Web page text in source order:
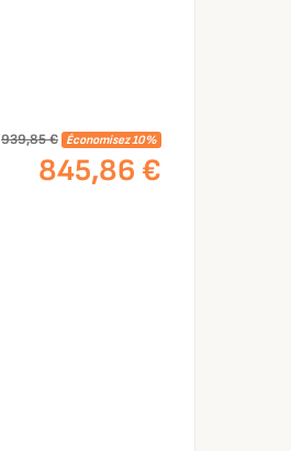
939,85 € Économisez 10%
845,86 €